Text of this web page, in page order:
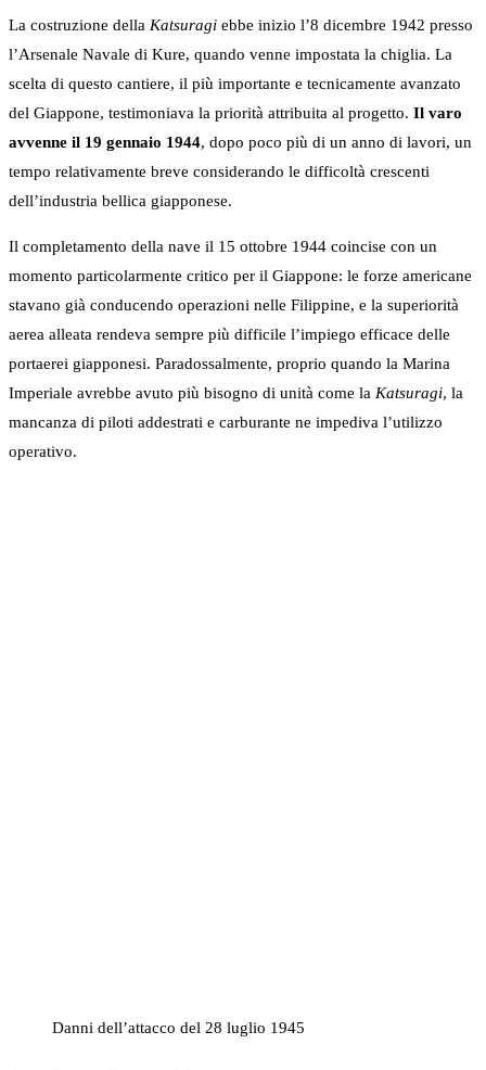
La costruzione della Katsuragi ebbe inizio l’8 dicembre 1942 presso
l’Arsenale Navale di Kure, quando venne impostata la chiglia. La
scelta di questo cantiere, il più importante e tecnicamente avanzato
del Giappone, testimoniava la priorità attribuita al progetto. Il varo
avvenne il 19 gennaio 1944, dopo poco più di un anno di lavori, un
tempo relativamente breve considerando le difficoltà crescenti
dell’industria bellica giapponese.
Il completamento della nave il 15 ottobre 1944 coincise con un
momento particolarmente critico per il Giappone: le forze americane
stavano già conducendo operazioni nelle Filippine, e la superiorità
aerea alleata rendeva sempre più difficile l’impiego efficace delle
portaerei giapponesi. Paradossalmente, proprio quando la Marina
Imperiale avrebbe avuto più bisogno di unità come la Katsuragi, la
mancanza di piloti addestrati e carburante ne impediva l’utilizzo
operativo.
Danni dell’attacco del 28 luglio 1945